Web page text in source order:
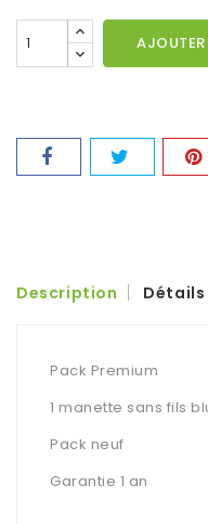
Description Détails
Pack Premium
1 manette sans fils
Pack neuf
Garantie 1 an